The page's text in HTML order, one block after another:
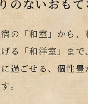
のないおもて
の「和室」から、
る「和洋室」まで
過ごせる、個性
。